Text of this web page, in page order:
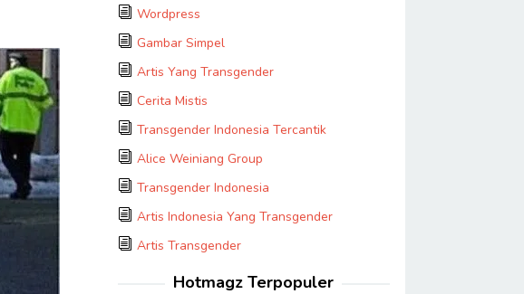
Wordpress
Gambar Simpel
Artis Yang Transgender
Cerita Mistis
Transgender Indonesia Tercantik
Alice Weiniang Group
Transgender Indonesia
Artis Indonesia Yang Transgender
Artis Transgender
Hotmagz Terpopuler